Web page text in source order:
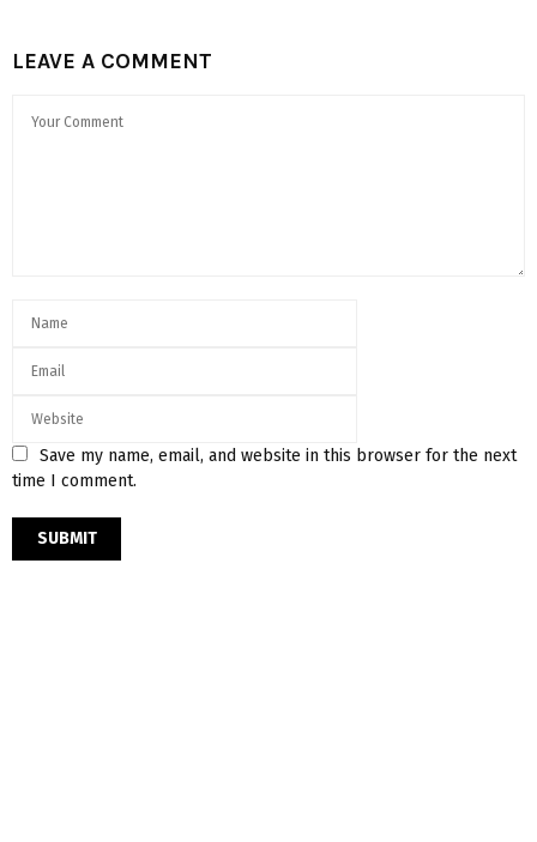
LEAVE A COMMENT
Save my name, email, and website in this browser for the next
time I comment.